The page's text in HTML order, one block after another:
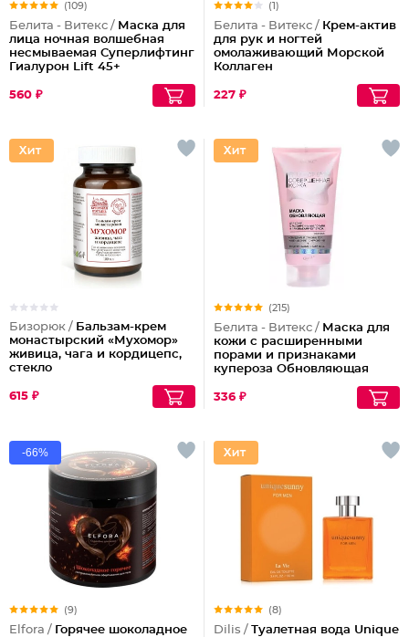
(109)
Белита - Витекс / Маска для
лица ночная волшебная
несмываемая Суперлифтинг
Гиалурон Lift 45+
560 ₽
(1)
Белита - Витекс / Крем-актив
для рук и ногтей
омолаживающий Морской
Коллаген
227 ₽
Бизорюк / Бальзам-крем
монастырский «Мухомор»
живица, чага и кордицепс,
стекло
615 ₽
(215)
Белита - Витекс / Маска для
кожи с расширенными
порами и признаками
купероза Обновляющая
336 ₽
-66%
(9)
Elfora / Горячее шоколадное
(8)
Dilis / Туалетная вода Unique